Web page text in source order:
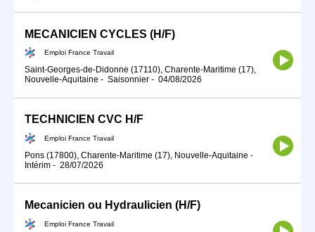
MECANICIEN CYCLES (H/F)
Emploi France Travail
Saint-Georges-de-Didonne (17110), Charente-Maritime (17),
Nouvelle-Aquitaine - Saisonnier - 04/08/2026
TECHNICIEN CVC H/F
Emploi France Travail
Pons (17800), Charente-Maritime (17), Nouvelle-Aquitaine -
Intérim - 28/07/2026
Mecanicien ou Hydraulicien (H/F)
Emploi France Travail